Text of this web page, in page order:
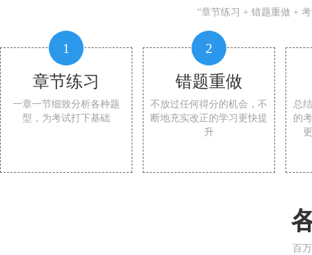
“章节练习 + 错题重做 +
1
章节练习
一章一节细致分析各种题
型，为考试打下基础
2
错题重做
不放过任何得分的机会，不
断地充实改正的学习更快提
升
总
的
百